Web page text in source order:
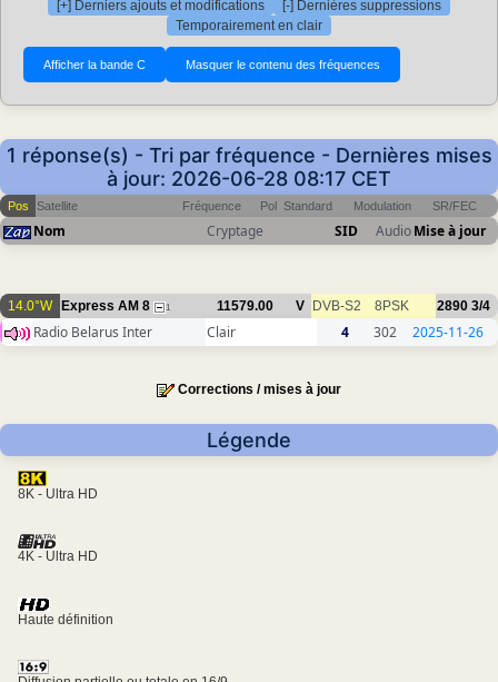
[+] Derniers ajouts et modifications
[-] Dernières suppressions
Temporairement en clair
1 réponse(s) - Tri par fréquence - Dernières mises
à jour: 2026-06-28 08:17 CET
Pos Satellite Fréquence Pol Standard Modulation SR/FEC
Nom Cryptage SID AudioMise à jour
14.0°W Express AM 8 1 11579.00 V DVB-S2 8PSK 2890 3/4
Radio Belarus Inter Clair 4 302 2025-11-26
Corrections / mises à jour
Légende
8K - Ultra HD
4K - Ultra HD
Haute définition